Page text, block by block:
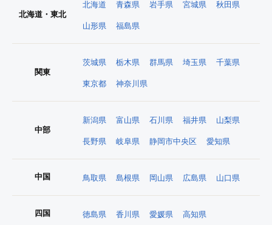
北海道・東北
北海道 青森県 岩手県 宮城県 秋田県
山形県 福島県
関東
茨城県 栃木県 群馬県 埼玉県 千葉県
東京都 神奈川県
中部
新潟県 富山県 石川県 福井県 山梨県
長野県 岐阜県 静岡市中央区 愛知県
中国 鳥取県 島根県 岡山県 広島県 山口県
四国 徳島県 香川県 愛媛県 高知県